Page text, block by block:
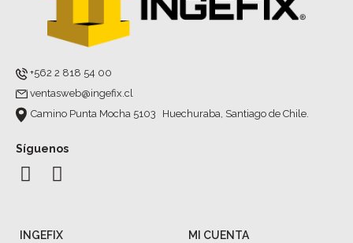
+562 2 818 54 00
ventasweb@ingefix.cl
Camino Punta Mocha 5103 Huechuraba, Santiago de Chile.
Síguenos
INGEFIX MI CUENTA